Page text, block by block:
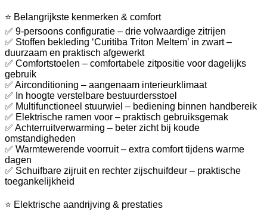
⭐ Belangrijkste kenmerken & comfort
✅ 9-persoons configuratie – drie volwaardige zitrijen
✅ Stoffen bekleding ‘Curitiba Triton Meltem’ in zwart –
duurzaam en praktisch afgewerkt
✅ Comfortstoelen – comfortabele zitpositie voor dagelijks
gebruik
✅ Airconditioning – aangenaam interieurklimaat
✅ In hoogte verstelbare bestuurdersstoel
✅ Multifunctioneel stuurwiel – bediening binnen handbereik
✅ Elektrische ramen voor – praktisch gebruiksgemak
✅ Achterruitverwarming – beter zicht bij koude
omstandigheden
✅ Warmtewerende voorruit – extra comfort tijdens warme
dagen
✅ Schuifbare zijruit en rechter zijschuifdeur – praktische
toegankelijkheid
⭐ Elektrische aandrijving & prestaties